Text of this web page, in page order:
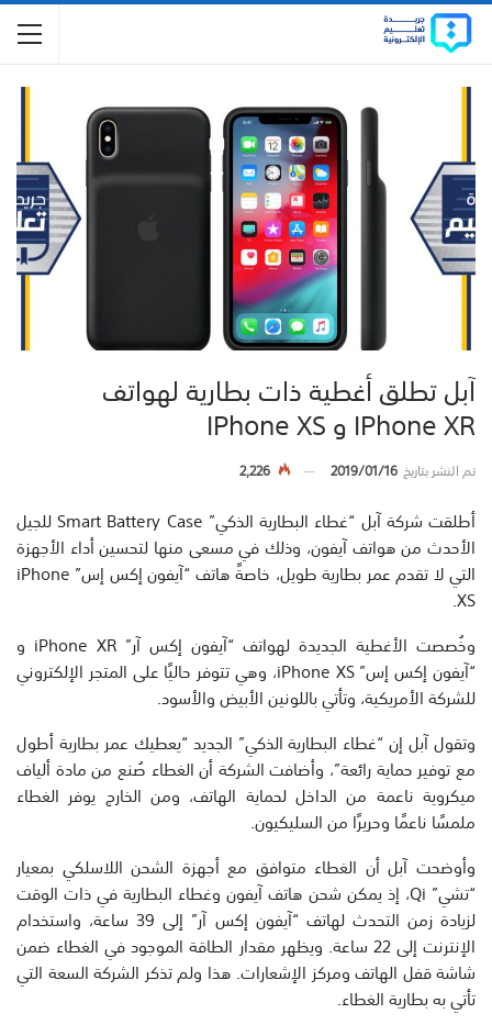
آبل تطلق أغطية ذات بطارية لهواتف
IPhone XR و IPhone XS
تم النشر بتاريخ2019/01/16
2,226
أطلقت شركة آبل “غطاء البطارية الذكي” Smart Battery Case للجيل
الأحدث من هواتف آيفون، وذلك في مسعى منها لتحسين أداء الأجهزة
التي لا تقدم عمر بطارية طويل، خاصةً هاتف “آيفون إكس إس” iPhone
XS.
وخُصصت الأغطية الجديدة لهواتف “آيفون إكس آر” iPhone XR و
“آيفون إكس إس” iPhone XS، وهي تتوفر حاليًا على المتجر الإلكتروني
للشركة الأمريكية، وتأتي باللونين الأبيض والأسود.
وتقول آبل إن “غطاء البطارية الذكي” الجديد “يعطيك عمر بطارية أطول
مع توفير حماية رائعة”، وأضافت الشركة أن الغطاء صُنع من مادة ألياف
ميكروية ناعمة من الداخل لحماية الهاتف، ومن الخارج يوفر الغطاء
ملمسًا ناعمًا وحريرًا من السليكيون.
وأوضحت آبل أن الغطاء متوافق مع أجهزة الشحن اللاسلكي بمعيار
“تشي” Qi، إذ يمكن شحن هاتف آيفون وغطاء البطارية في ذات الوقت
لزيادة زمن التحدث لهاتف “آيفون إكس آر” إلى 39 ساعة، واستخدام
الإنترنت إلى 22 ساعة. ويظهر مقدار الطاقة الموجود في الغطاء ضمن
شاشة قفل الهاتف ومركز الإشعارات. هذا ولم تذكر الشركة السعة التي
تأتي به بطارية الغطاء.